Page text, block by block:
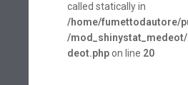
called statically in
/home/fumettodautore/
/
deot.phpon line 20